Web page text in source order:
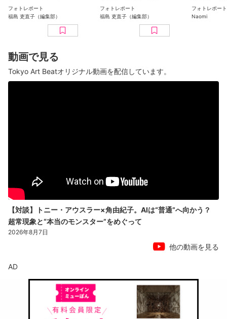
MUSEUMで「可愛い
だけじゃない！？ピ
ングー展」が開幕
フォトレポート
福島 吏直子（編集部）
い」（水戸芸術館 現
代美術ギャラリー）
フォトレポート
福島 吏直子（編集部）
日本美術
ン 百花繚乱〜海を越
フォトレポート
Naomi
動画で見る
Tokyo Art Beatオリジナル動画を配信しています。
【対談】トニー・アウスラー×角由紀子。AIは“普通”へ向かう？
超常現象と“本当のモンスター”をめぐって
2026年8月7日
他の動画を見る
AD